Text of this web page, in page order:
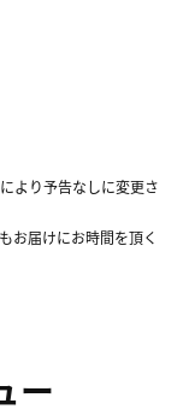
より予告なしに変更さ
お届けにお時間を頂く
ー